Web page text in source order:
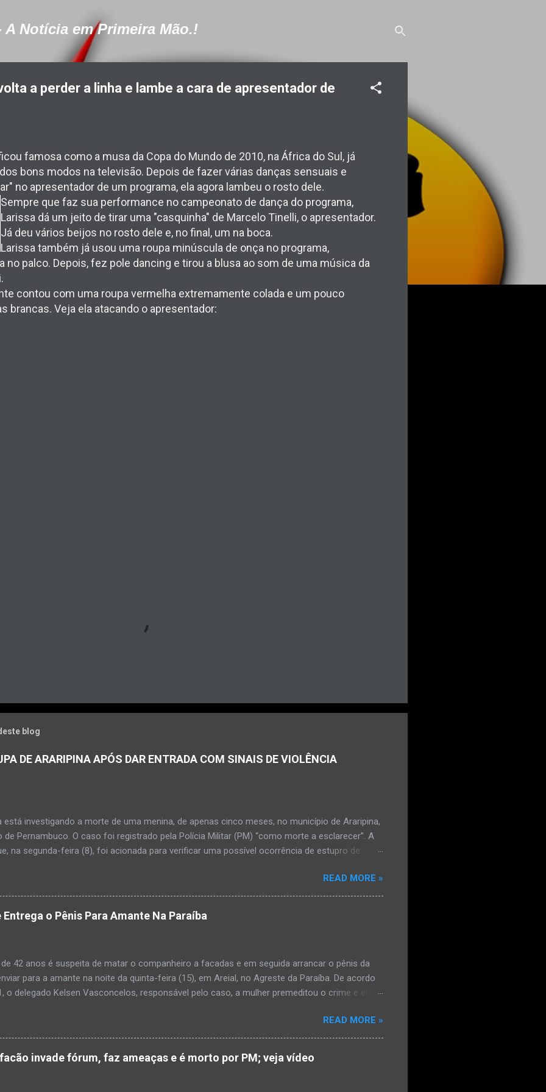
A Notícia em Primeira Mão.!
a perder a linha e lambe a cara de apresentador de
famosa como a musa da Copa do Mundo de 2010, na África do Sul, já
bons modos na televisão. Depois de fazer várias danças sensuais e
no apresentador de um programa, ela agora lambeu o rosto dele.
Sempre que faz sua performance no campeonato de dança do programa,
Larissa dá um jeito de tirar uma "casquinha" de Marcelo Tinelli, o apresentador.
Já deu vários beijos no rosto dele e, no final, um na boca.
Larissa também já usou uma roupa minúscula de onça no programa,
no palco. Depois, fez pole dancing e tirou a blusa ao som de uma música da
contou com uma roupa vermelha extremamente colada e um pouco
brancas. Veja ela atacando o apresentador:
blog
DE ARARIPINA APÓS DAR ENTRADA COM SINAIS DE VIOLÊNCIA
está investigando a morte de uma menina, de apenas cinco meses, no município de Araripina,
de Pernambuco. O caso foi registrado pela Polícia Militar (PM) “como morte a esclarecer”. A
na segunda-feira (8), foi acionada para verificar uma possível ocorrência de estupro de
da PM mostra que, segundo informações passadas pela equipe médica, a vítima estava
de desidratação e desnutrição, além de apresentar ruptura anal e vaginal. Os pais
que a criança estava apresentando, desde sábado (6), alguns sinais de mal-estar. Segundo
pais só levaram a menina para UPA após uma piora no estado de saúde, na segunda-feira pela
O...
READ MORE »
o Pênis Para Amante Na Paraíba
42 anos é suspeita de matar o companheiro a facadas e em seguida arrancar o pênis da
para a amante na noite da quinta-feira (15), em Areial, no Agreste da Paraíba. De acordo
o delegado Kelsen Vasconcelos, responsável pelo caso, a mulher premeditou o crime e ela
manhã desta sexta-feira (16), que antes de cometer o crime, a suspeita também escreveu uma
para o filho mais velho, de 18 anos. “Na carta ela pede para que o filho mais velho, fruto
relacionamento, deixe os dois irmãos mais novos com parentes da família. Ela já havia
todo o crime”. Após matar o companheiro a facadas e cortar o pênis dele, a mulher ainda
READ MORE »
invade fórum, faz ameaças e é morto por PM; veja vídeo